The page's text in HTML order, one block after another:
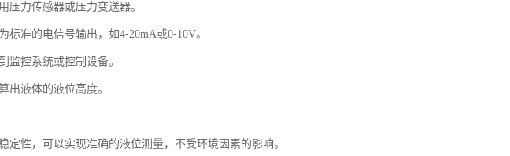
压力传感器或压力变送器。
准的电信号输出，如4-20mA或0-10V。
监控系统或控制设备。
出液体的液位高度。
性，可以实现准确的液位测量，不受环境因素的影响。